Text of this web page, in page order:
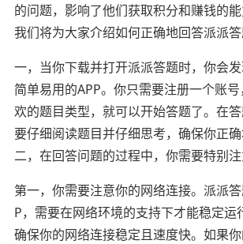
的问题，影响了他们获取积分和赚钱的能
我们将为大家介绍如何正确地回答派派答
一，当你下载并打开派派答题时，你会
简单易用的APP。你只需要注册一个账
欢的题目类型，就可以开始答题了。在
要仔细阅读题目并仔细思考，确保你正确
二，在回答问题的过程中，你需要特别注
第一，你需要注意你的网络连接。派派
P，需要在网络环境的支持下才能稳定运
确保你的网络连接稳定且速度快。如果